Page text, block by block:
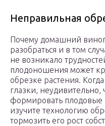
Неправильная
Почему домашний
разобраться и в том
не возникало
плодоношения может
обрезке растения.
глазки, неудивительно,
формировать плодовые
изучите технологию
тормозить его рост